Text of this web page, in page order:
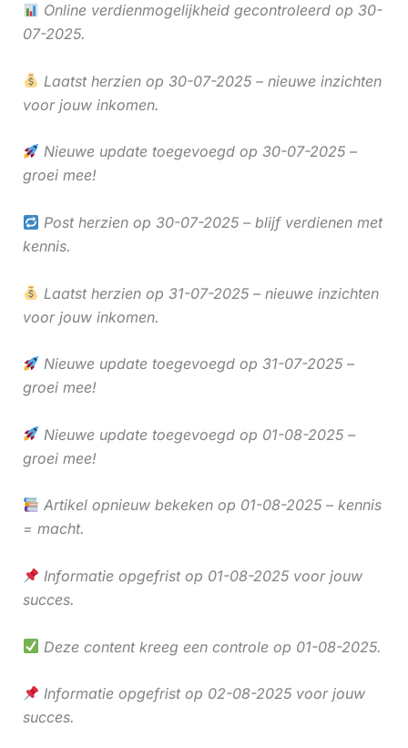
Online verdienmogelijkheid gecontroleerd op 30-
07-2025.
Laatst herzien op 30-07-2025 – nieuwe inzichten
voor jouw inkomen.
Nieuwe update toegevoegd op 30-07-2025 –
groei mee!
Post herzien op 30-07-2025 – blijf verdienen met
kennis.
Laatst herzien op 31-07-2025 – nieuwe inzichten
voor jouw inkomen.
Nieuwe update toegevoegd op 31-07-2025 –
groei mee!
Nieuwe update toegevoegd op 01-08-2025 –
groei mee!
Artikel opnieuw bekeken op 01-08-2025 – kennis
= macht.
Informatie opgefrist op 01-08-2025 voor jouw
succes.
Deze content kreeg een controle op 01-08-2025.
Informatie opgefrist op 02-08-2025 voor jouw
succes.